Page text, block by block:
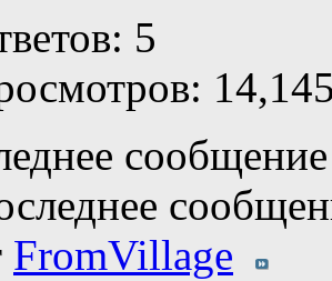
5
FromVillage